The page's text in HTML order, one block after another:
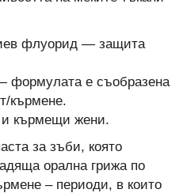
флуорид — защита
формулата е съобразена
кърмене.
кърмещи жени.
за зъби, която
орална грижа по
– периоди, в които